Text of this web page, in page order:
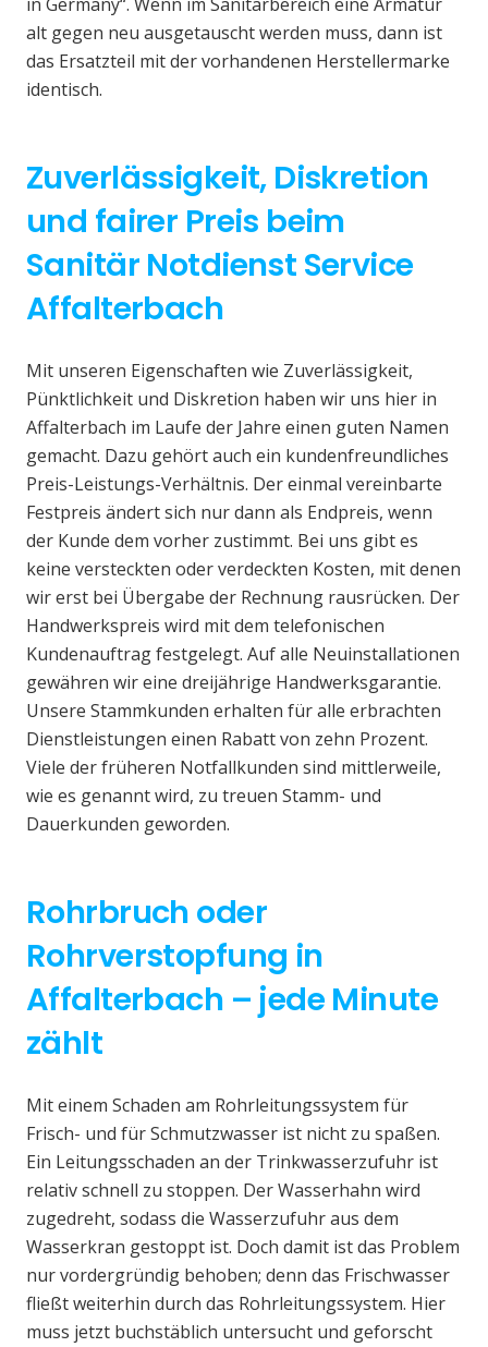
alt gegen neu ausgetauscht werden muss, dann ist
das Ersatzteil mit der vorhandenen Herstellermarke
identisch.
Zuverlässigkeit, Diskretion
und fairer Preis beim
Sanitär Notdienst Service
Affalterbach
Mit unseren Eigenschaften wie Zuverlässigkeit,
Pünktlichkeit und Diskretion haben wir uns hier in
Affalterbach im Laufe der Jahre einen guten Namen
gemacht. Dazu gehört auch ein kundenfreundliches
Preis-Leistungs-Verhältnis. Der einmal vereinbarte
Festpreis ändert sich nur dann als Endpreis, wenn
der Kunde dem vorher zustimmt. Bei uns gibt es
keine versteckten oder verdeckten Kosten, mit denen
wir erst bei Übergabe der Rechnung rausrücken. Der
Handwerkspreis wird mit dem telefonischen
Kundenauftrag festgelegt. Auf alle Neuinstallationen
gewähren wir eine dreijährige Handwerksgarantie.
Unsere Stammkunden erhalten für alle erbrachten
Dienstleistungen einen Rabatt von zehn Prozent.
Viele der früheren Notfallkunden sind mittlerweile,
wie es genannt wird, zu treuen Stamm- und
Dauerkunden geworden.
Rohrbruch oder
Rohrverstopfung in
Affalterbach – jede Minute
zählt
Mit einem Schaden am Rohrleitungssystem für
Frisch- und für Schmutzwasser ist nicht zu spaßen.
Ein Leitungsschaden an der Trinkwasserzufuhr ist
relativ schnell zu stoppen. Der Wasserhahn wird
zugedreht, sodass die Wasserzufuhr aus dem
Wasserkran gestoppt ist. Doch damit ist das Problem
nur vordergründig behoben; denn das Frischwasser
fließt weiterhin durch das Rohrleitungssystem. Hier
muss jetzt buchstäblich untersucht und geforscht